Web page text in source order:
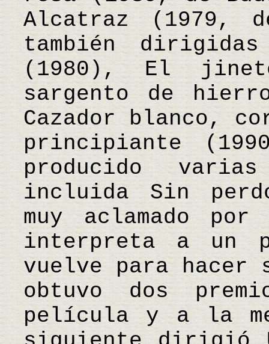
Alcatraz (1979,
también
(1980), El
sargento de
Cazador blanco,
principiante
producido
incluida Sin
muy aclamado
interpreta a un
vuelve para
obtuvo dos
película y a la